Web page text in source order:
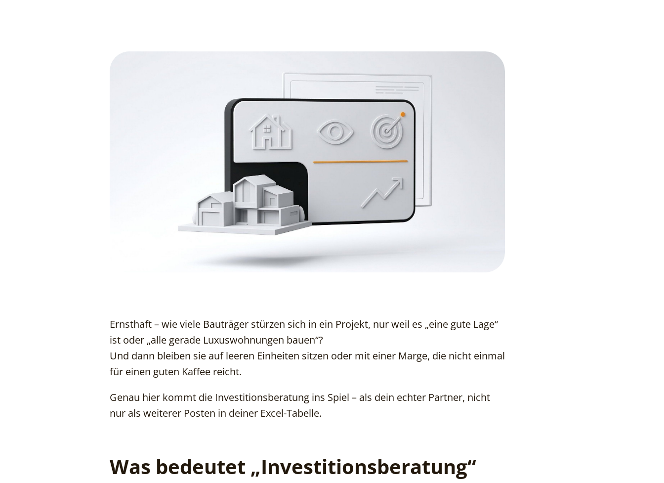
Ernsthaft – wie viele Bauträger stürzen sich in ein Projekt, nur weil es „eine gute Lage“
ist oder „alle gerade Luxuswohnungen bauen“?
Und dann bleiben sie auf leeren Einheiten sitzen oder mit einer Marge, die nicht einmal
für einen guten Kaffee reicht.
Genau hier kommt die Investitionsberatung ins Spiel – als dein echter Partner, nicht
nur als weiterer Posten in deiner Excel-Tabelle.
Was bedeutet „Investitionsberatung“